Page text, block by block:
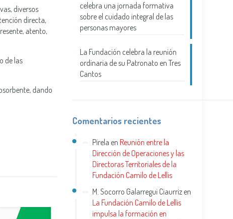
diversos
directa,
atento,
de las
dando
celebra una jornada formativa
sobre el cuidado integral de las
personas mayores
La Fundación celebra la reunión
ordinaria de su Patronato en Tres
Cantos
Comentarios recientes
Pirela enReunión entre la
Dirección de Operaciones y las
Directoras Territoriales de la
Fundación Camilo de Lellis
M. Socorro Galarregui Ciaurriz en
La Fundación Camilo de Lellis
impulsa la formación en